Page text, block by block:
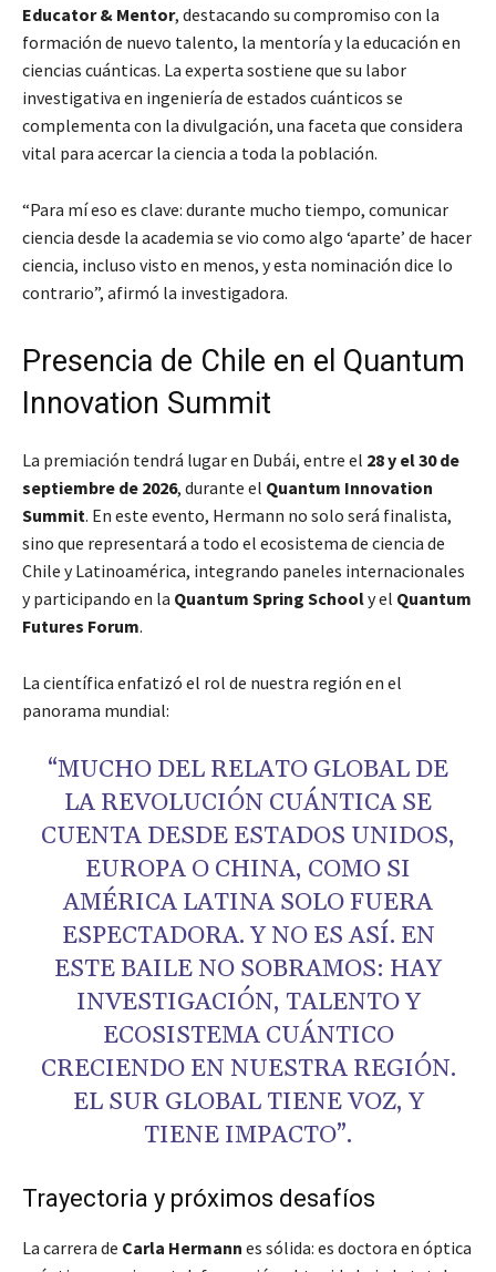
Educator & Mentor, destacando su compromiso con la
formación de nuevo talento, la mentoría y la educación en
ciencias cuánticas. La experta sostiene que su labor
investigativa en ingeniería de estados cuánticos se
complementa con la divulgación, una faceta que considera
vital para acercar la ciencia a toda la población.
“Para mí eso es clave: durante mucho tiempo, comunicar
ciencia desde la academia se vio como algo ‘aparte’ de hacer
ciencia, incluso visto en menos, y esta nominación dice lo
contrario”, afirmó la investigadora.
Presencia de Chile en el Quantum
Innovation Summit
La premiación tendrá lugar en Dubái, entre el 28 y el 30 de
septiembre de 2026, durante el Quantum Innovation
Summit. En este evento, Hermann no solo será finalista,
sino que representará a todo el ecosistema de ciencia de
Chile y Latinoamérica, integrando paneles internacionales
y participando en la Quantum Spring Schooly el Quantum
Futures Forum.
La científica enfatizó el rol de nuestra región en el
panorama mundial:
“MUCHO DEL RELATO GLOBAL DE
LA REVOLUCIÓN CUÁNTICA SE
CUENTA DESDE ESTADOS UNIDOS,
EUROPA O CHINA, COMO SI
AMÉRICA LATINA SOLO FUERA
ESPECTADORA. Y NO ES ASÍ. EN
ESTE BAILE NO SOBRAMOS: HAY
INVESTIGACIÓN, TALENTO Y
ECOSISTEMA CUÁNTICO
CRECIENDO EN NUESTRA REGIÓN.
EL SUR GLOBAL TIENE VOZ, Y
TIENE IMPACTO”.
Trayectoria y próximos desafíos
La carrera de Carla Hermann es sólida: es doctora en óptica